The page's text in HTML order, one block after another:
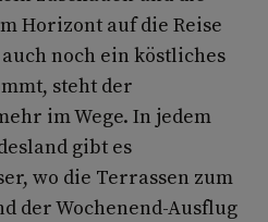
Horizont auf die Reise
noch ein köstliches
steht der
im Wege. In jedem
gibt es
wo die Terrassen zum
der Wochenend-Ausflug